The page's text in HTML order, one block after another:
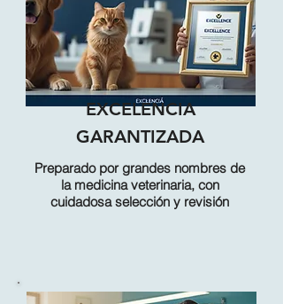
EXCELENCIA
GARANTIZADA
Preparado por grandes nombres de
la medicina veterinaria, con
cuidadosa selección y revisión